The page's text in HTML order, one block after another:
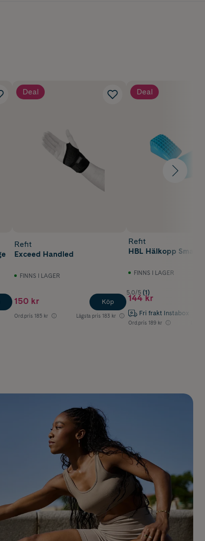
Deal
Refit
Exceed Handled
FINNS I LAGER
150 kr
Ord.pris 185 kr Lägsta pris 183 kr
Köp
Deal
Refit
HBL Hälkopp Small
FINNS I LAGER
5.0/5 (1)
144 kr
Fri frakt Instabox
Ord.pris 189 kr